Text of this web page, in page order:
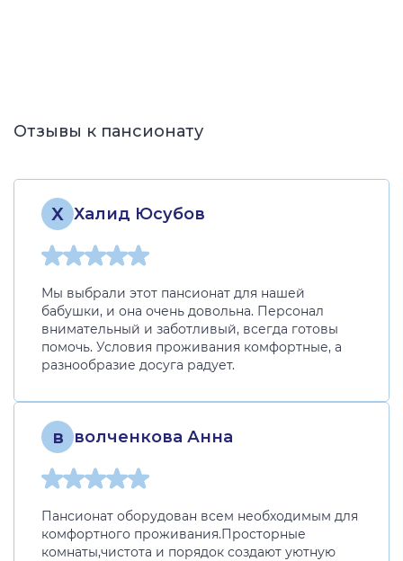
Отзывы к пансионату
Х Халид Юсубов
Мы выбрали этот пансионат для нашей
бабушки, и она очень довольна. Персонал
внимательный и заботливый, всегда готовы
помочь. Условия проживания комфортные, а
разнообразие досуга радует.
в волченкова Анна
Пансионат оборудован всем необходимым для
комфортного проживания.Просторные
комнаты,чистота и порядок создают уютную